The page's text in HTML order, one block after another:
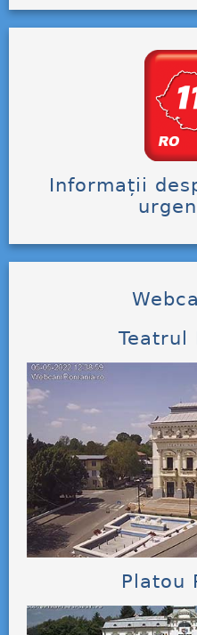
Informații
Teatrul
Platou